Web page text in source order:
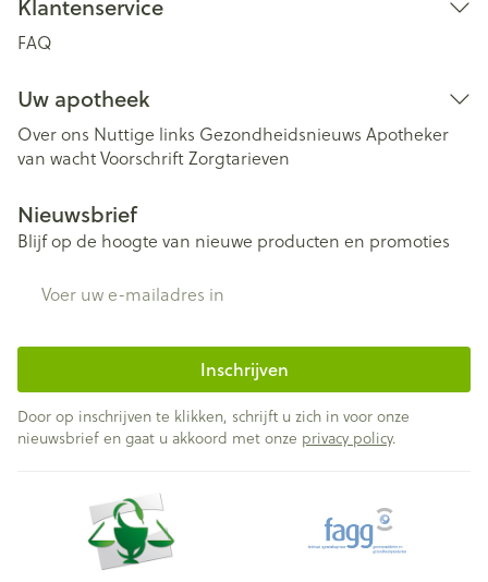
Klantenservice
FAQ
Uw apotheek
Over ons Nuttige links Gezondheidsnieuws Apotheker
van wachtVoorschriftZorgtarieven
Nieuwsbrief
Blijf op de hoogte van nieuwe producten en promoties
Inschrijven
Door op inschrijven te klikken, schrijft u zich in voor onze
nieuwsbrief en gaat u akkoord met onze privacy policy.